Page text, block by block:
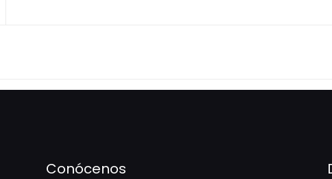
Conócenos